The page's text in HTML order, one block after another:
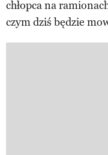
chłopca na
czym dziś będzie